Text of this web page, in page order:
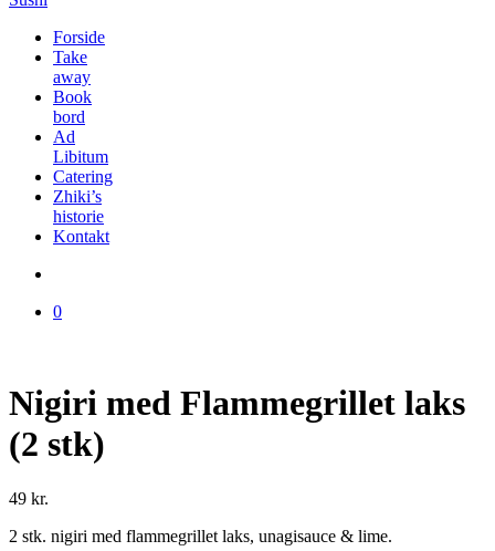
Forside
Take
away
Book
bord
Ad
Libitum
Catering
Zhiki’s
historie
Kontakt
0
Nigiri med Flammegrillet laks
(2 stk)
49 kr.
2 stk. nigiri med flammegrillet laks, unagisauce & lime.